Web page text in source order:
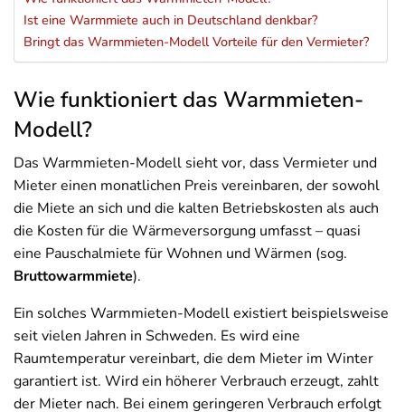
Ist eine Warmmiete auch in Deutschland denkbar?
Bringt das Warmmieten-Modell Vorteile für den Vermieter?
Wie funktioniert das Warmmieten-
Modell?
Das Warmmieten-Modell sieht vor, dass Vermieter und
Mieter einen monatlichen Preis vereinbaren, der sowohl
die Miete an sich und die kalten Betriebskosten als auch
die Kosten für die Wärmeversorgung umfasst – quasi
eine Pauschalmiete für Wohnen und Wärmen (sog.
Bruttowarmmiete).
Ein solches Warmmieten-Modell existiert beispielsweise
seit vielen Jahren in Schweden. Es wird eine
Raumtemperatur vereinbart, die dem Mieter im Winter
garantiert ist. Wird ein höherer Verbrauch erzeugt, zahlt
der Mieter nach. Bei einem geringeren Verbrauch erfolgt